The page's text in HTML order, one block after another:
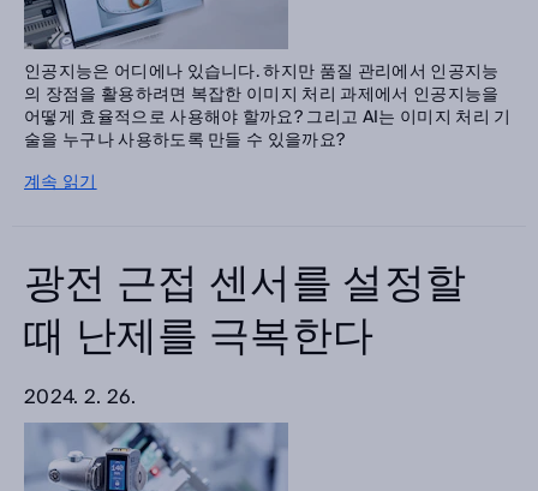
인공지능은 어디에나 있습니다. 하지만 품질 관리에서 인공지능
의 장점을 활용하려면 복잡한 이미지 처리 과제에서 인공지능을
어떻게 효율적으로 사용해야 할까요? 그리고 AI는 이미지 처리 기
술을 누구나 사용하도록 만들 수 있을까요?
계속 읽기
광전 근접 센서를 설정할
때 난제를 극복한다
2024. 2. 26.